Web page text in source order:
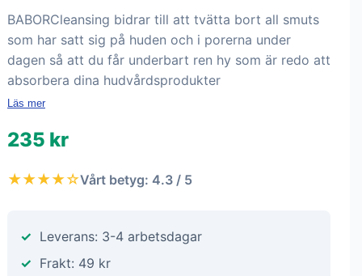
BABORCleansing bidrar till att tvätta bort all smuts
som har satt sig på huden och i porerna under
dagen så att du får underbart ren hy som är redo att
absorbera dina hudvårdsprodukter
Läs mer
235 kr
★★★★☆Vårt betyg: 4.3 / 5
Leverans: 3-4 arbetsdagar
Frakt: 49 kr